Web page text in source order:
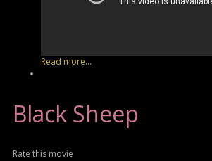
Read more...
Black Sheep
Rate this movie